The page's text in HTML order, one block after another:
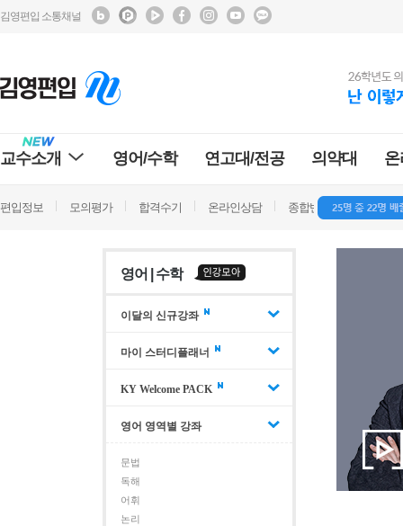
김영편입 소통채널
교수소개 영어/수학 연고대/전공 의약대
편입정보 모의평가 합격수기 온라인상담 종합반 방문상담
영어 | 수학
이달의 신규강좌
마이 스터디플래너
KY Welcome PACK
영어 영역별 강좌
문법
독해
어휘
논리